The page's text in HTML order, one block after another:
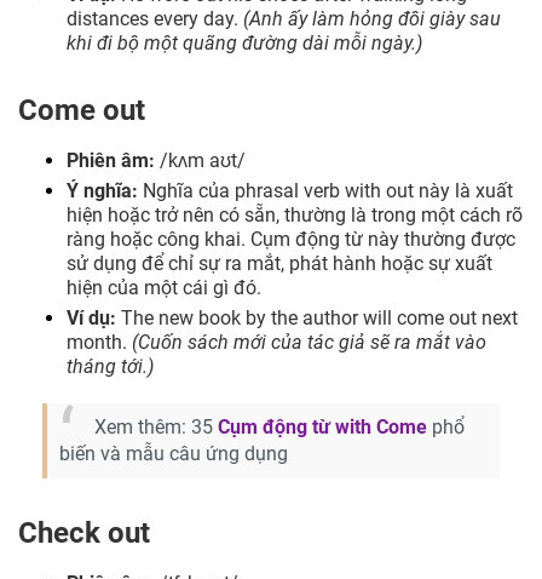
distances every day. (Anh ấy làm hỏng đôi giày sau
khi đi bộ một quãng đường dài mỗi ngày.)
Come out
Phiên âm: /kʌm aʊt/
Ý nghĩa: Nghĩa của phrasal verb with out này là xuất
hiện hoặc trở nên có sẵn, thường là trong một cách rõ
ràng hoặc công khai. Cụm động từ này thường được
sử dụng để chỉ sự ra mắt, phát hành hoặc sự xuất
hiện của một cái gì đó.
Ví dụ: The new book by the author will come out next
month. (Cuốn sách mới của tác giả sẽ ra mắt vào
tháng tới.)
Xem thêm: 35 Cụm động từ with Come phổ
biến và mẫu câu ứng dụng
Check out